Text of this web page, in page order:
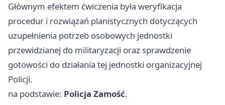
Głównym efektem ćwiczenia była weryfikacja
procedur i rozwiązań planistycznych dotyczących
uzupełnienia potrzeb osobowych jednostki
przewidzianej do militaryzacji oraz sprawdzenie
gotowości do działania tej jednostki organizacyjnej
Policji.
na podstawie: Policja Zamość.